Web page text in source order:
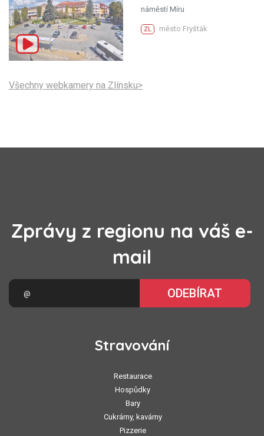
náměstí Míru
ZL město Fryšták
Všechny webkamery na Zlínsku>
Zprávy z regionu na váš e-
mail
ODEBÍRAT
Stravování
Restaurace
Hospůdky
Bary
Cukrárny, kavárny
Pizzerie